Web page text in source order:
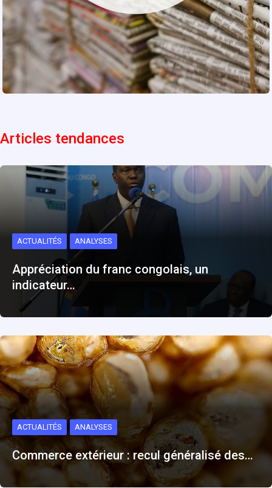
Articles tendances
ACTUALITÉS ANALYSES
Appréciation du franc congolais, un
indicateur…
ACTUALITÉS ANALYSES
Commerce extérieur : recul généralisé des…